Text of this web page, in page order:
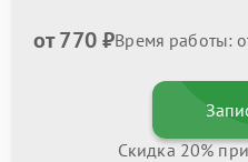
от 770 ₽Время работы:
Скидка 20%